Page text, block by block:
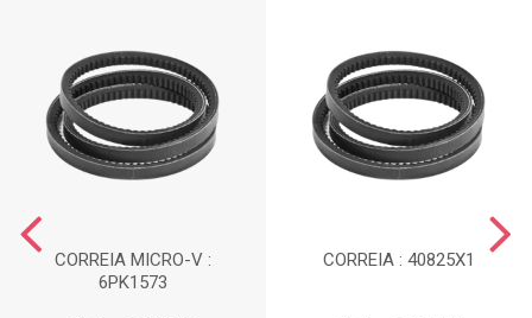
CORREIA MICRO-V :
6PK1573
CORREIA : 40825X1